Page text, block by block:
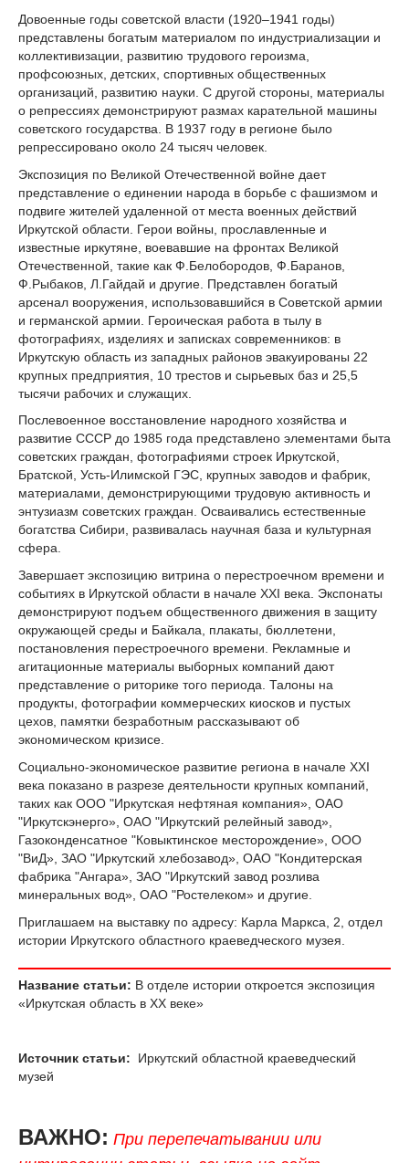
Довоенные годы советской власти (1920–1941 годы)
представлены богатым материалом по индустриализации и
коллективизации, развитию трудового героизма,
профсоюзных, детских, спортивных общественных
организаций, развитию науки. С другой стороны, материалы
о репрессиях демонстрируют размах карательной машины
советского государства. В 1937 году в регионе было
репрессировано около 24 тысяч человек.
Экспозиция по Великой Отечественной войне дает
представление о единении народа в борьбе с фашизмом и
подвиге жителей удаленной от места военных действий
Иркутской области. Герои войны, прославленные и
известные иркутяне, воевавшие на фронтах Великой
Отечественной, такие как Ф.Белобородов, Ф.Баранов,
Ф.Рыбаков, Л.Гайдай и другие. Представлен богатый
арсенал вооружения, использовавшийся в Советской армии
и германской армии. Героическая работа в тылу в
фотографиях, изделиях и записках современников: в
Иркутскую область из западных районов эвакуированы 22
крупных предприятия, 10 трестов и сырьевых баз и 25,5
тысячи рабочих и служащих.
Послевоенное восстановление народного хозяйства и
развитие СССР до 1985 года представлено элементами быта
советских граждан, фотографиями строек Иркутской,
Братской, Усть-Илимской ГЭС, крупных заводов и фабрик,
материалами, демонстрирующими трудовую активность и
энтузиазм советских граждан. Осваивались естественные
богатства Сибири, развивалась научная база и культурная
сфера.
Завершает экспозицию витрина о перестроечном времени и
событиях в Иркутской области в начале XXI века. Экспонаты
демонстрируют подъем общественного движения в защиту
окружающей среды и Байкала, плакаты, бюллетени,
постановления перестроечного времени. Рекламные и
агитационные материалы выборных компаний дают
представление о риторике того периода. Талоны на
продукты, фотографии коммерческих киосков и пустых
цехов, памятки безработным рассказывают об
экономическом кризисе.
Социально-экономическое развитие региона в начале XXI
века показано в разрезе деятельности крупных компаний,
таких как ООО "Иркутская нефтяная компания», ОАО
"Иркутскэнерго», ОАО "Иркутский релейный завод»,
Газоконденсатное "Ковыктинское месторождение», ООО
"ВиД», ЗАО "Иркутский хлебозавод», ОАО "Кондитерская
фабрика "Ангара», ЗАО "Иркутский завод розлива
минеральных вод», ОАО "Ростелеком» и другие.
Приглашаем на выставку по адресу: Карла Маркса, 2, отдел
истории Иркутского областного краеведческого музея.
Название статьи: В отделе истории откроется экспозиция
«Иркутская область в XX веке»
Источник статьи:
Иркутский областной краеведческий
музей
ВАЖНО: При перепечатывании или